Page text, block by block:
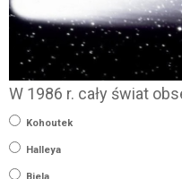
W 1986 r. cały świat
Kohoutek
Halleya